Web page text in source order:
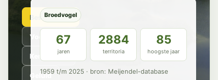
Beschrijving
Voorkomen
Kenmerken
Geluid
Broedvogel
67
jaren
2884
territoria
85
hoogste jaar
1959 t/m 2025 · bron: Meijendel-database